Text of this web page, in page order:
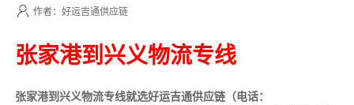
作者：好运吉通供应链
张家港到兴义物流专线
张家港到兴义物流专线就选好运吉通供应链（电话：